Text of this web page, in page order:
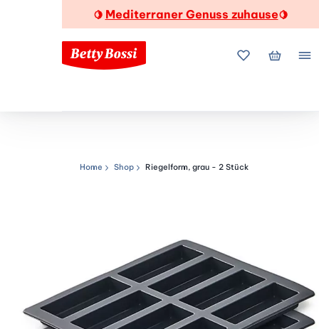
🍋 Mediterraner Genuss zuhause🍋
MeineMein
Navigationspfad
Home Shop Riegelform, grau - 2 Stück